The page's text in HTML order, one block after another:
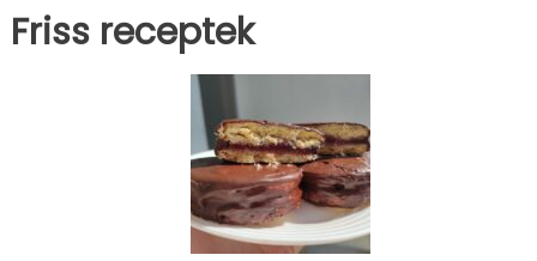
Friss receptek